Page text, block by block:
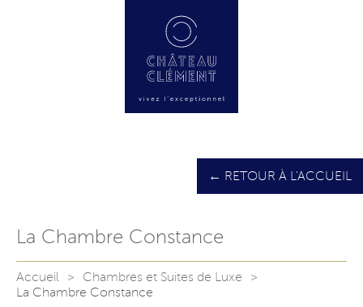
← RETOUR À L'ACCUEIL
La Chambre Constance
Accueil
Chambres et Suites de Luxe
La Chambre Constance